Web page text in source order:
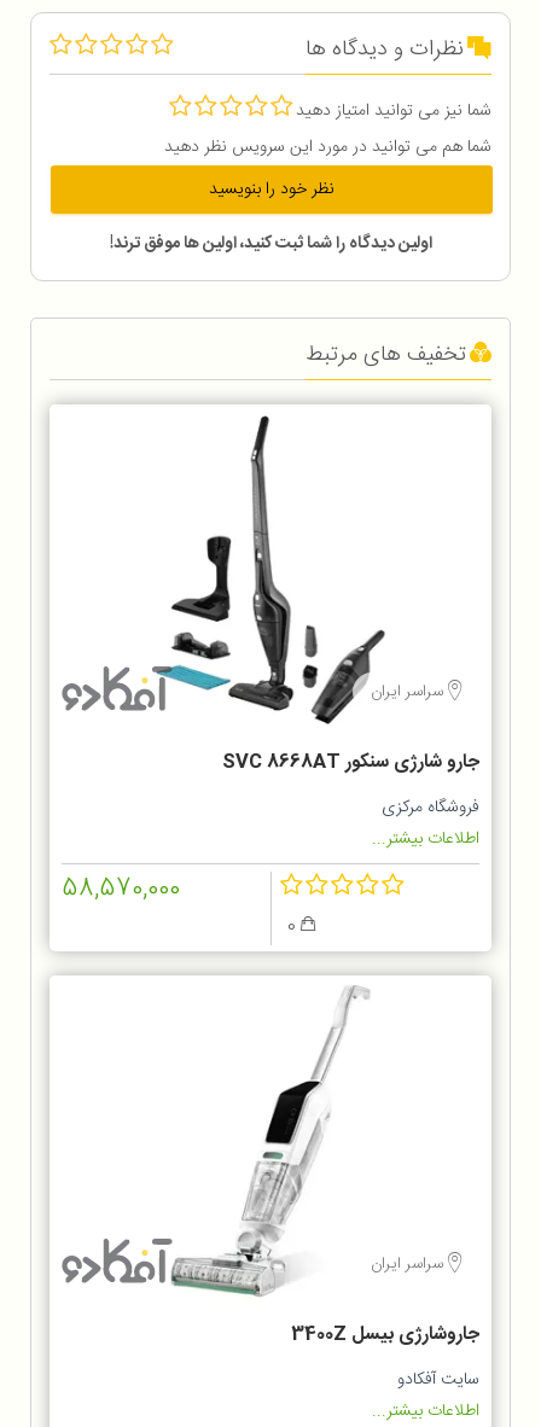
نظرات و دیدگاه ها
شما نیز می توانید امتیاز دهید
شما هم می توانید در مورد این سرویس نظر دهید
نظر خود را بنویسید
اولین دیدگاه را شما ثبت کنید، اولین ها موفق ترند!
تخفیف های مرتبط
سراسر ایران
جارو شارژی سنکور SVC 8668AT
فروشگاه مرکزی
اطلاعات بیشتر...
58,570,000
سراسر ایران
جاروشارژی بیسل 3400Z
سایت آفکادو
اطلاعات بیشتر...